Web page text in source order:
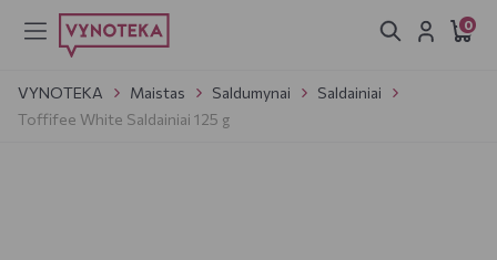
0
VYNOTEKA Maistas Saldumynai
Saldainiai
Toffifee White Saldainiai 125 g